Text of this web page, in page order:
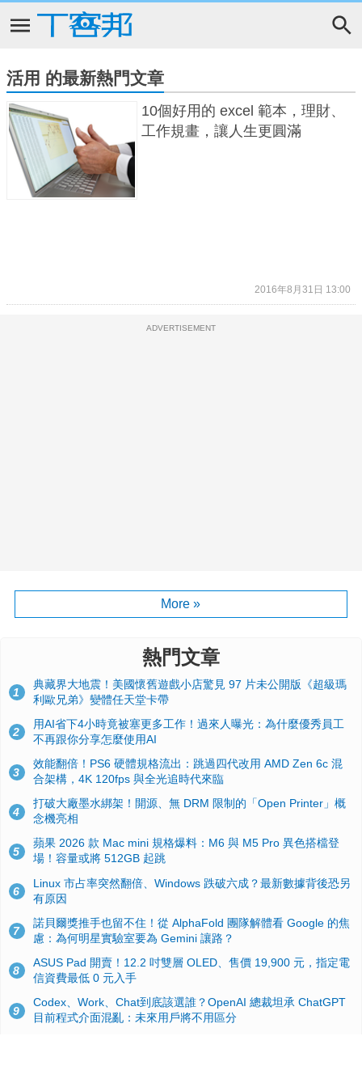
活用 的最新熱門文章
10個好用的 excel 範本，理財、
工作規畫，讓人生更圓滿
2016年8月31日 13:00
ADVERTISEMENT
More »
熱門文章
1
典藏界大地震！美國懷舊遊戲小店驚見 97 片未公開版《超級瑪
利歐兄弟》變體任天堂卡帶
2
用AI省下4小時竟被塞更多工作！過來人曝光：為什麼優秀員工
不再跟你分享怎麼使用AI
3
效能翻倍！PS6 硬體規格流出：跳過四代改用 AMD Zen 6c 混
合架構，4K 120fps 與全光追時代來臨
4
打破大廠墨水綁架！開源、無 DRM 限制的「Open Printer」概
念機亮相
5
蘋果 2026 款 Mac mini 規格爆料：M6 與 M5 Pro 異色搭檔登
場！容量或將 512GB 起跳
6
Linux 市占率突然翻倍、Windows 跌破六成？最新數據背後恐另
有原因
7
諾貝爾獎推手也留不住！從 AlphaFold 團隊解體看 Google 的焦
慮：為何明星實驗室要為 Gemini 讓路？
8
ASUS Pad 開賣！12.2 吋雙層 OLED、售價 19,900 元，指定電
信資費最低 0 元入手
9
Codex、Work、Chat到底該選誰？OpenAI 總裁坦承 ChatGPT
目前程式介面混亂：未來用戶將不用區分